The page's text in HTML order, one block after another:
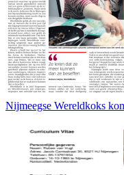
Nijmeegse Wereldkoks